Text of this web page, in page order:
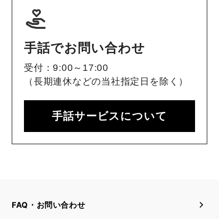
手話でお問い合わせ
受付：9:00～17:00
（長期連休などの当社指定日を除く）
手話サービスについて
FAQ・お問い合わせ